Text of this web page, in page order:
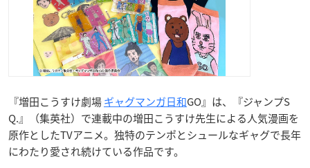
『増田こうすけ劇場ギャグマンガ日和GO』は、『ジャンプS
Q.』（集英社）で連載中の増田こうすけ先生による人気漫画を
原作としたTVアニメ。独特のテンポとシュールなギャグで長年
にわたり愛され続けている作品です。